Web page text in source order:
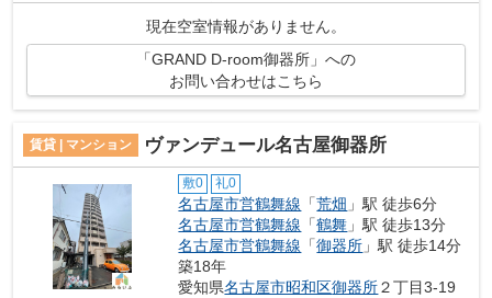
現在空室情報がありません。
「GRAND D-room御器所」への
お問い合わせはこちら
賃貸 | マンション ヴァンデュール名古屋御器所
敷0 礼0
名古屋市営鶴舞線 「荒畑 」駅 徒歩6分
名古屋市営鶴舞線 「鶴舞 」駅 徒歩13分
名古屋市営鶴舞線 「御器所 」駅 徒歩14分
築18年
愛知県名古屋市昭和区御器所２丁目3-19